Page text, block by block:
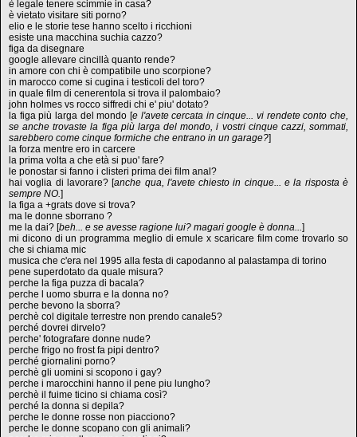
è legale tenere scimmie in casa?
è vietato visitare siti porno?
elio e le storie tese hanno scelto i ricchioni
esiste una macchina suchia cazzo?
figa da disegnare
google allevare cincillà quanto rende?
in amore con chi è compatibile uno scorpione?
in marocco come si cugina i testicoli del toro?
in quale film di cenerentola si trova il palombaio?
john holmes vs rocco siffredi chi e' piu' dotato?
la figa più larga del mondo [e l'avete cercata in cinque... vi rendete conto che,
se anche trovaste la figa più larga del mondo, i vostri cinque cazzi, sommati,
sarebbero come cinque formiche che entrano in un garage?]
la forza mentre ero in carcere
la prima volta a che età si puo' fare?
le ponostar si fanno i clisteri prima dei film anal?
hai voglia di lavorare? [anche qua, l'avete chiesto in cinque... e la risposta è
sempre NO.]
la figa a +grats dove si trova?
ma le donne sborrano ?
me la dai? [beh... e se avesse ragione lui? magari google è donna...]
mi dicono di un programma meglio di emule x scaricare film come trovarlo so
che si chiama mic
musica che c'era nel 1995 alla festa di capodanno al palastampa di torino
pene superdotato da quale misura?
perche la figa puzza di bacala?
perche l uomo sburra e la donna no?
perche bevono la sborra?
perchè col digitale terrestre non prendo canale5?
perché dovrei dirvelo?
perche' fotografare donne nude?
perche frigo no frost fa pipi dentro?
perché giornalini porno?
perchè gli uomini si scopono i gay?
perche i marocchini hanno il pene piu lungho?
perchè il fuime ticino si chiama così?
perché la donna si depila?
perche le donne rosse non piacciono?
perche le donne scopano con gli animali?